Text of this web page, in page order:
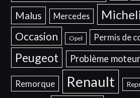
Malus Mercedes
Occasion Opel Permis de
Peugeot Problème moteur
Remorque Renault